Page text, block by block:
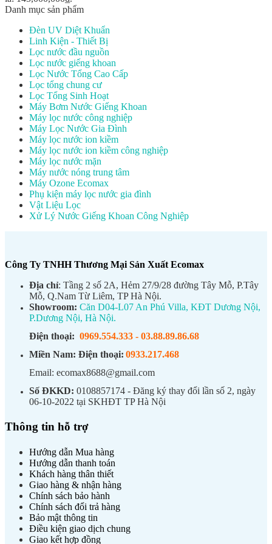
Danh mục sản phẩm
Đèn UV Diệt Khuẩn
Linh Kiện - Thiết Bị
Lọc nước đầu nguồn
Lọc nước giếng khoan
Lọc Nước Tổng Cao Cấp
Lọc tổng chung cư
Lọc Tổng Sinh Hoạt
Máy Bơm Nước Giếng Khoan
Máy lọc nước công nghiệp
Máy Lọc Nước Gia Đình
Máy lọc nước ion kiềm
Máy lọc nước ion kiềm công nghiệp
Máy lọc nước mặn
Máy nước nóng trung tâm
Máy Ozone Ecomax
Phụ kiện máy lọc nước gia đình
Vật Liệu Lọc
Xử Lý Nước Giếng Khoan Công Nghiệp
Công Ty TNHH Thương Mại Sản Xuất Ecomax
Địa chỉ: Tầng 2 số 2A, Hẻm 27/9/28 đường Tây Mỗ, P.Tây
Mỗ, Q.Nam Từ Liêm, TP Hà Nội.
Showroom: Căn D04-L07 An Phú Villa, KĐT Dương Nội,
P.Dương Nội, Hà Nội.
Điện thoại: 0969.554.333 - 03.88.89.86.68
Miền Nam: Điện thoại: 0933.217.468
Email: ecomax8688@gmail.com
Số ĐKKD: 0108857174 - Đăng ký thay đổi lần số 2, ngày
06-10-2022 tại SKHĐT TP Hà Nội
Thông tin hỗ trợ
Hướng dẫn Mua hàng
Hướng dẫn thanh toán
Khách hàng thân thiết
Giao hàng & nhận hàng
Chính sách bảo hành
Chính sách đổi trả hàng
Bảo mật thông tin
Điều kiện giao dịch chung
Giao kết hợp đồng